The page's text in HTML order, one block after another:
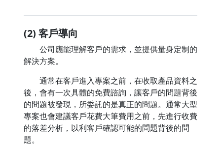
(2) 客戶導向
公司應能理解客戶的需求，並提供量身定制的
解決方案。
通常在客戶進入專案之前，在收取產品資料之
後，會有一次具體的免費諮詢，讓客戶的問題背後
的問題被發現，所委託的是真正的問題。通常大型
專案也會建議客戶花費大筆費用之前，先進行收費
的落差分析，以利客戶確認可能的問題背後的問
題。